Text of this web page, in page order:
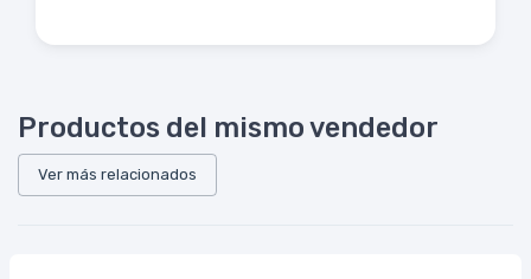
Productos del mismo vendedor
Ver más relacionados